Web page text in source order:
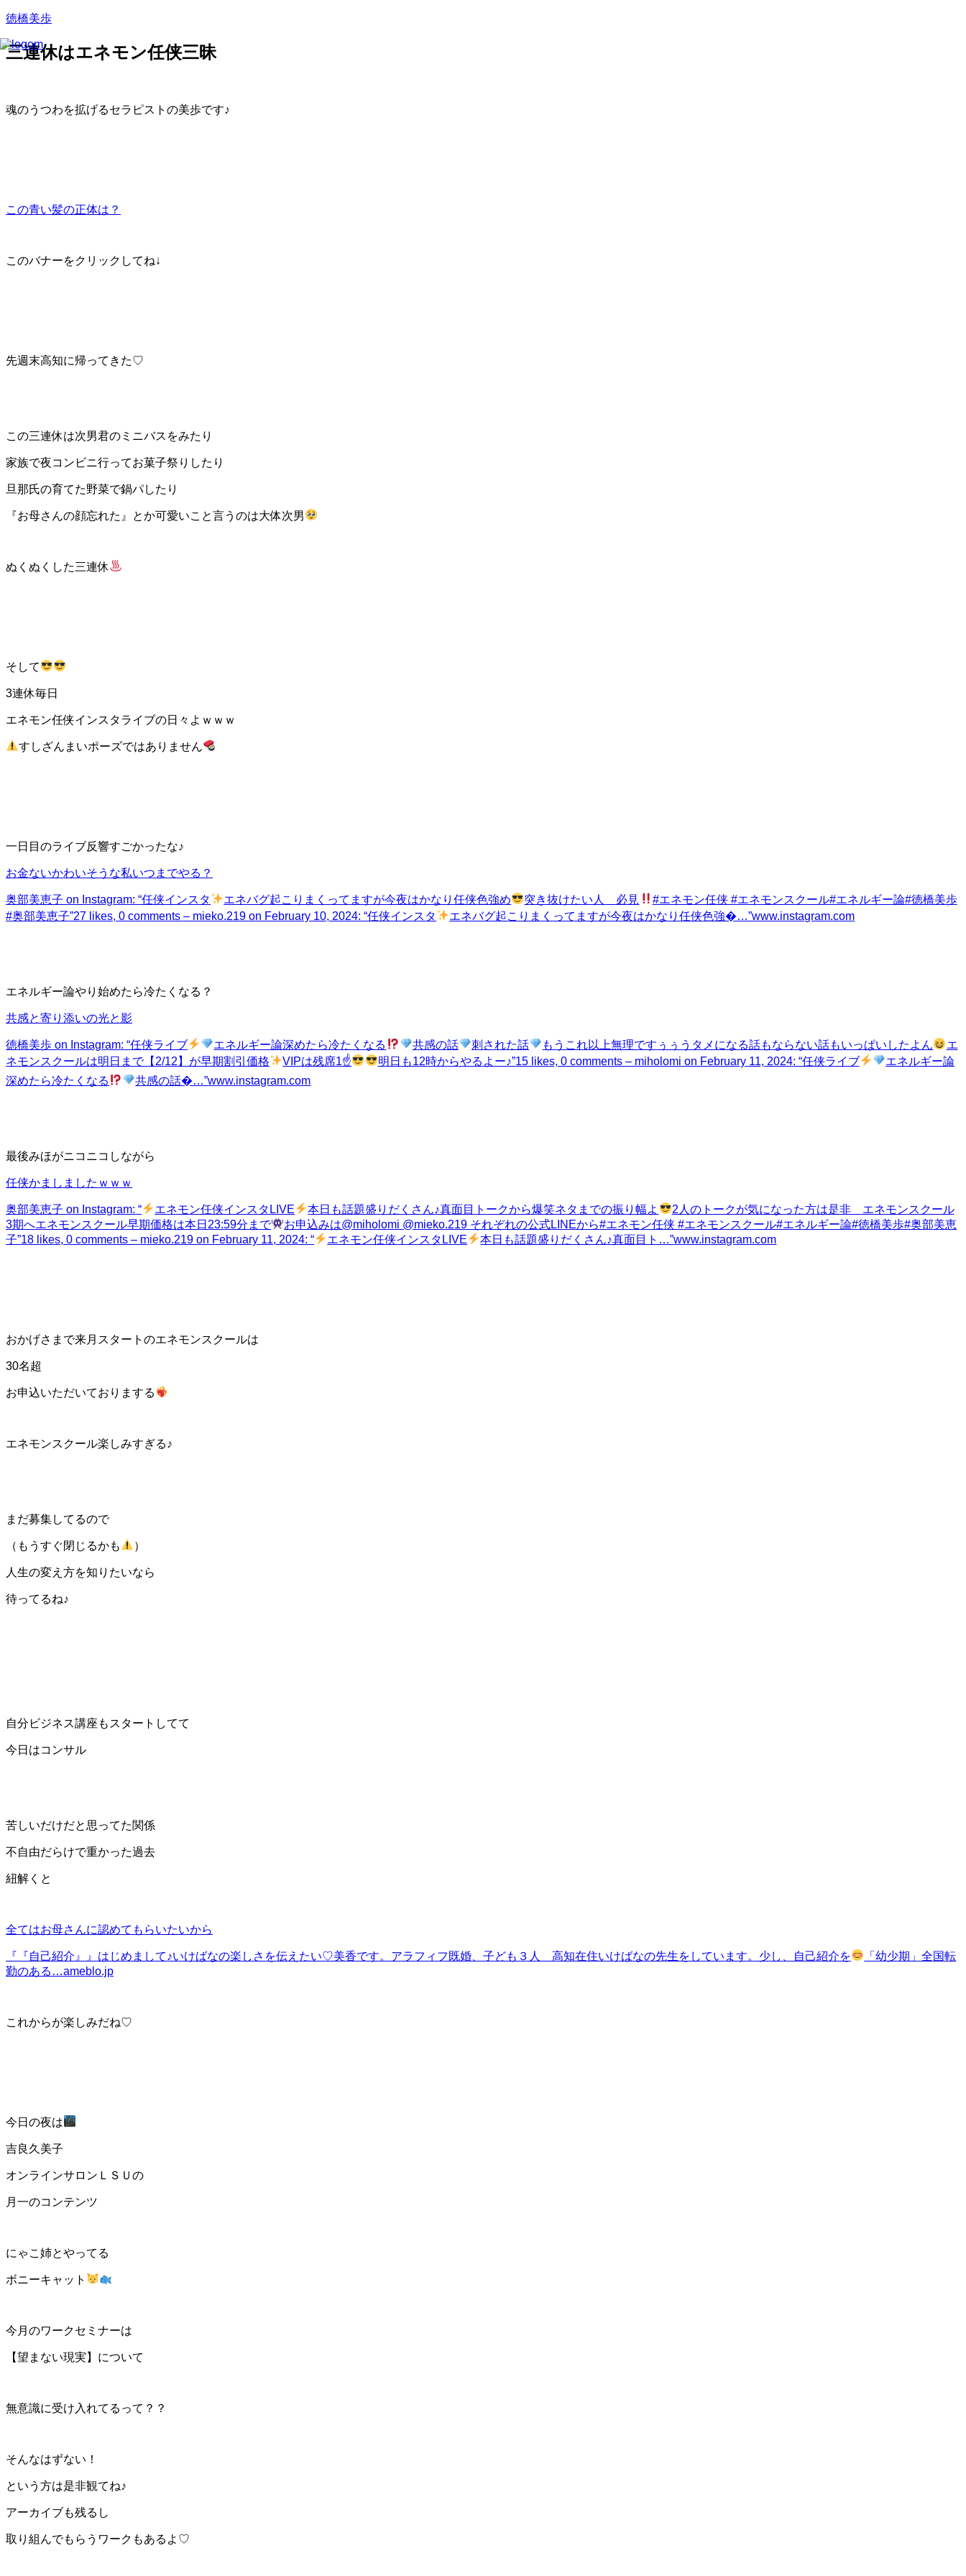
徳橋美歩
三連休はエネモン任侠三昧
魂のうつわを拡げるセラピストの美歩です♪
この青い髪の正体は？
このバナーをクリックしてね↓
先週末高知に帰ってきた♡
この三連休は次男君のミニバスをみたり
家族で夜コンビニ行ってお菓子祭りしたり
旦那氏の育てた野菜で鍋パしたり
『お母さんの顔忘れた』とか可愛いこと言うのは大体次男
ぬくぬくした三連休
そして
3連休毎日
エネモン任侠インスタライブの日々よｗｗｗ
すしざんまいポーズではありません
一日目のライブ反響すごかったな♪
お金ないかわいそうな私いつまでやる？
奥部美恵子 on Instagram: “任侠インスタ エネバグ起こりまくってますが今夜はかなり任侠色強め 突き抜けたい人 必見
#エネモン任侠 #エネモンスクール#エネルギー論#徳橋美歩
#奥部美恵子”27 likes, 0 comments – mieko.219 on February 10, 2024: “任侠インスタ エネバグ起こりまくってますが今夜はかなり任侠色強�…”www.instagram.com
エネルギー論やり始めたら冷たくなる？
共感と寄り添いの光と影
徳橋美歩 on Instagram: “任侠ライブ エネルギー論深めたら冷たくなる 共感の話 刺された話 もうこれ以上無理ですぅぅうタメになる話もならない話もいっぱいしたよん
エ
ネモンスクールは明日まで【2/12】が早期割引価格
VIPは残席1☝ 明日も12時からやるよー♪”15 likes, 0 comments – miholomi on February 11, 2024: “任侠ライブ
エネルギー論
深めたら冷たくなる
共感の話�…”www.instagram.com
最後みほがニコニコしながら
任侠かましましたｗｗｗ
奥部美恵子 on Instagram: “ エネモン任侠インスタLIVE 本日も話題盛りだくさん♪真面目トークから爆笑ネタまでの振り幅よ
2人のトークが気になった方は是非 エネモンスクール
3期へエネモンスクール早期価格は本日23:59分まで
お申込みは@miholomi @mieko.219 それぞれの公式LINEから#エネモン任侠 #エネモンスクール#エネルギー論#徳橋美歩#奥部美恵
子”18 likes, 0 comments – mieko.219 on February 11, 2024: “ エネモン任侠インスタLIVE 本日も話題盛りだくさん♪真面目ト…”www.instagram.com
おかげさまで来月スタートのエネモンスクールは
30名超
お申込いただいておりまする
エネモンスクール楽しみすぎる♪
まだ募集してるので
（もうすぐ閉じるかも ）
人生の変え方を知りたいなら
待ってるね♪
自分ビジネス講座もスタートしてて
今日はコンサル
苦しいだけだと思ってた関係
不自由だらけで重かった過去
紐解くと
全てはお母さんに認めてもらいたいから
『『自己紹介』』 はじめまして♪いけばなの楽しさを伝えたい♡美香です。アラフィフ既婚、子ども３人 高知在住いけばなの先生をしています。少し、自己紹介を
「幼少期」全国転
勤のある…ameblo.jp
これからが楽しみだね♡
今日の夜は
吉良久美子
オンラインサロンＬＳＵの
月一のコンテンツ
にゃこ姉とやってる
ボニーキャット
今月のワークセミナーは
【望まない現実】について
無意識に受け入れてるって？？
そんなはずない！
という方は是非観てね♪
アーカイブも残るし
取り組んでもらうワークもあるよ♡